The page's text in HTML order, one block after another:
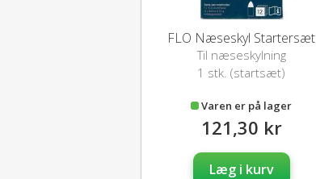
FLO Næseskyl Startersæt
Til næseskylning
1 stk. (startsæt)
Varen er på lager
121,30 kr
Læg i kurv